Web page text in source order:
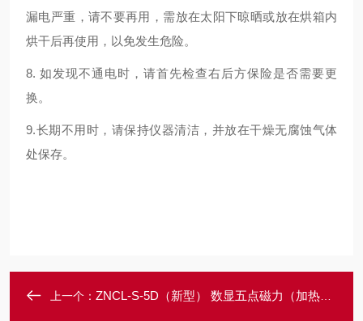
漏电严重，请不要再用，需放在太阳下晾晒或放在烘箱内
烘干后再使用，以免发生危险。
8. 如发现不通电时，请首先检查右后方保险是否需要更
换。
9.长期不用时，请保持仪器清洁，并放在干燥无腐蚀气体
处保存。
上一个： ZNCL-S-5D（新型） 数显五点磁力（加热板）搅拌器